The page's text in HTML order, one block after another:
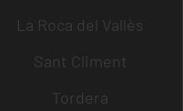
La Roca del Vallès
Sant Climent
Tordera